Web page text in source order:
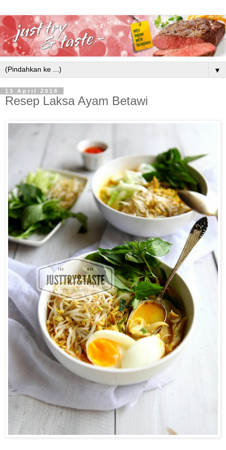
▼
13 April 2018
Resep Laksa Ayam Betawi